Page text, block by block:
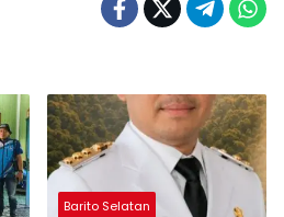
Barito Selatan